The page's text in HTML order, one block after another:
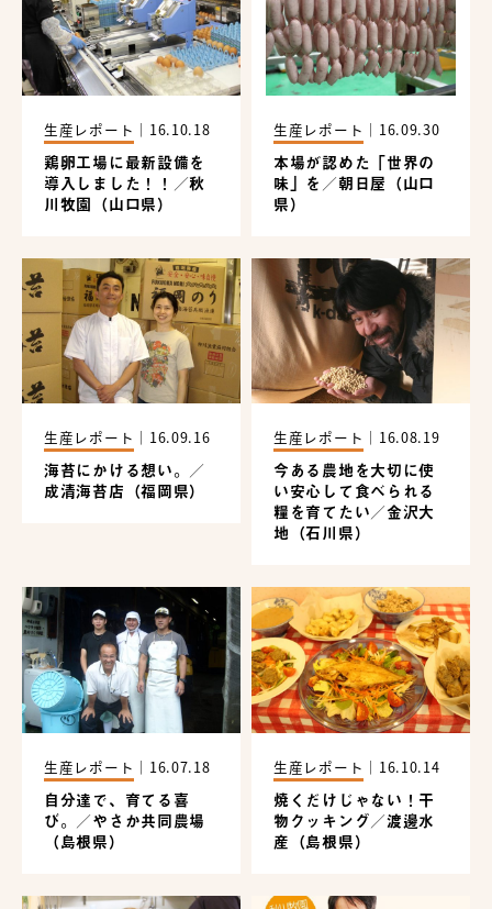
生産レポート ｜ 16.10.18
鶏卵工場に最新設備を
導入しました！！／秋
川牧園（山口県）
生産レポート ｜ 16.09.30
本場が認めた「世界の
味」を／朝日屋（山口
県）
生産レポート ｜ 16.09.16
海苔にかける想い。／
成清海苔店（福岡県）
生産レポート ｜ 16.08.19
今ある農地を大切に使
い安心して食べられる
糧を育てたい／金沢大
地（石川県）
生産レポート ｜ 16.07.18
自分達で、育てる喜
び。／やさか共同農場
（島根県）
生産レポート ｜ 16.10.14
焼くだけじゃない！干
物クッキング／渡邊水
産（島根県）